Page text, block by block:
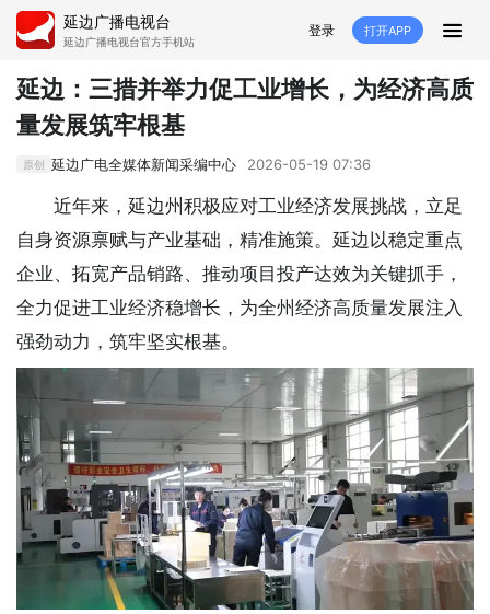
延边广播电视台
延边广播电视台官方手机站
登录 打开APP
首页
推荐 经济
人大 融媒直播 政协 县市
纪委监委 国内
交通文艺广播 延边卫健
延边商务 延边好就业 VR
直播点播
直播 电视 广播
延边：三措并举力促工业增长，为经济高质
量发展筑牢根基
原创 延边广电全媒体新闻采编中心 2026-05-19 07:36
近年来，延边州积极应对工业经济发展挑战，立足
自身资源禀赋与产业基础，精准施策。延边以稳定重点
企业、拓宽产品销路、推动项目投产达效为关键抓手，
全力促进工业经济稳增长，为全州经济高质量发展注入
强劲动力，筑牢坚实根基。